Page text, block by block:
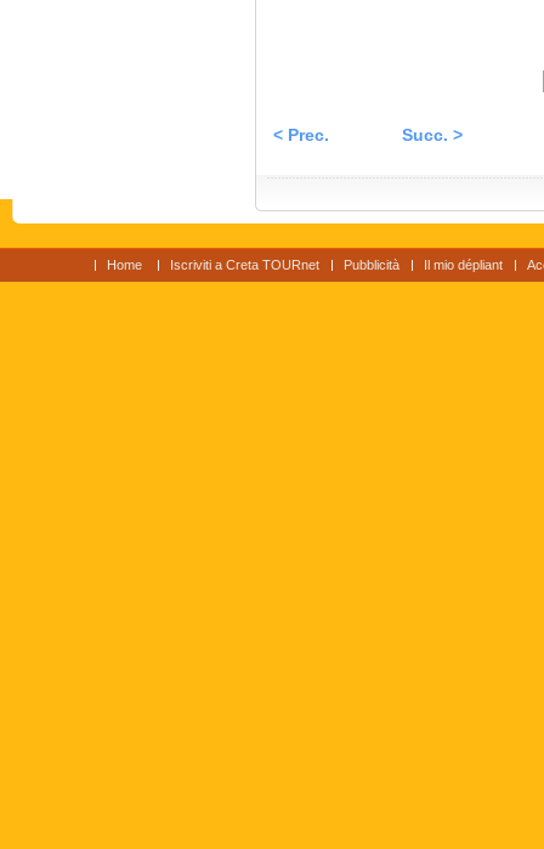
< Prec. Succ. >
Home Iscriviti a Creta TOURnet Pubblicità Il mio dépliant